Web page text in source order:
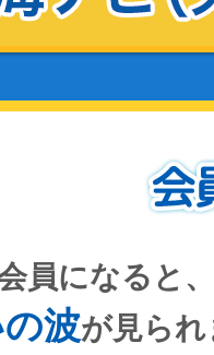
員になると、
波が見られ